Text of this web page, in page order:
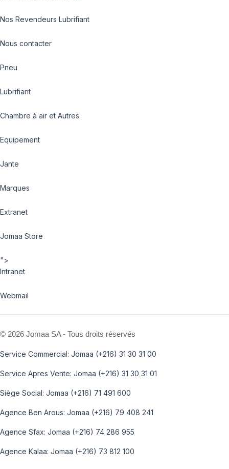
Nos Revendeurs Lubrifiant
Nous contacter
Pneu
Lubrifiant
Chambre à air et Autres
Equipement
Jante
Marques
Extranet
Jomaa Store
">
Intranet
Webmail
© 2026 Jomaa SA - Tous droits réservés
Service Commercial: Jomaa (+216) 31 30 31 00
Service Apres Vente: Jomaa (+216) 31 30 31 01
Siège Social: Jomaa (+216) 71 491 600
Agence Ben Arous: Jomaa (+216) 79 408 241
Agence Sfax: Jomaa (+216) 74 286 955
Agence Kalaa: Jomaa (+216) 73 812 100